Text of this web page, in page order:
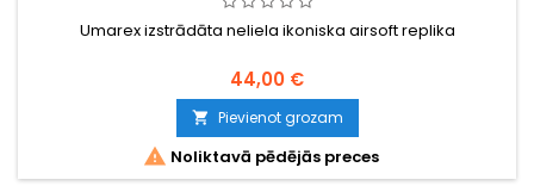
Umarex izstrādāta neliela ikoniska airsoft replika
44,00 €
 Pievienot grozam
 Noliktavā pēdējās preces